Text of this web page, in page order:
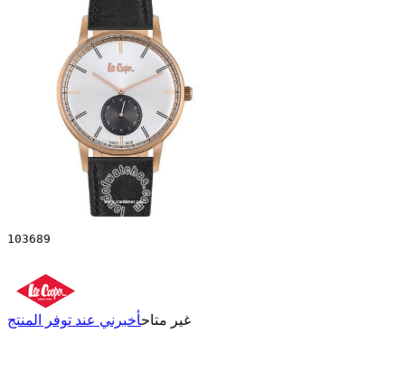
103689
غير متاحأخبرني عند توفر المنتج